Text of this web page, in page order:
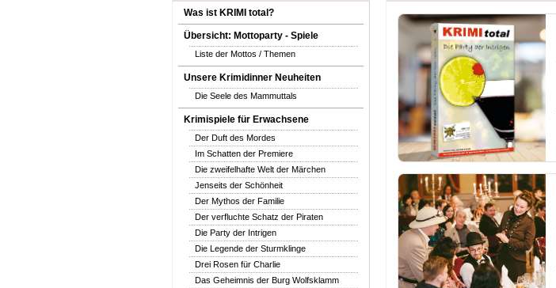
Was ist KRIMI total?
Übersicht: Mottoparty - Spiele
Liste der Mottos / Themen
Unsere Krimidinner Neuheiten
Die Seele des Mammuttals
Krimispiele für Erwachsene
Der Duft des Mordes
Im Schatten der Premiere
Die zweifelhafte Welt der Märchen
Jenseits der Schönheit
Der Mythos der Familie
Der verfluchte Schatz der Piraten
Die Party der Intrigen
Die Legende der Sturmklinge
Drei Rosen für Charlie
Das Geheimnis der Burg Wolfsklamm